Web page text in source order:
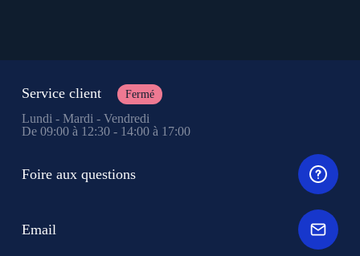
Service client Fermé
Lundi - Mardi - Vendredi
De 09:00 à 12:30 - 14:00 à 17:00
Foire aux questions
Email